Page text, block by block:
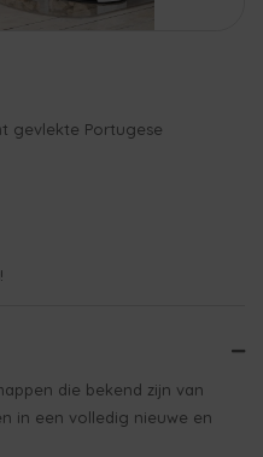
gevlekte Portugese
die bekend zijn van
in een volledig nieuwe en